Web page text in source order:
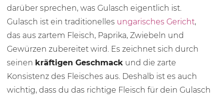
darüber sprechen, was Gulasch eigentlich ist.
Gulasch ist ein traditionelles ungarisches Gericht,
das aus zartem Fleisch, Paprika, Zwiebeln und
Gewürzen zubereitet wird. Es zeichnet sich durch
seinen kräftigen Geschmack und die zarte
Konsistenz des Fleisches aus. Deshalb ist es auch
wichtig, dass du das richtige Fleisch für dein Gulasch